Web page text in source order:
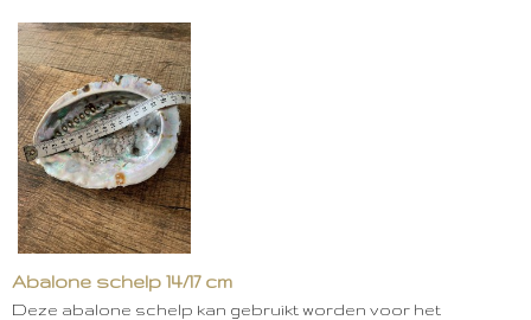
Abalone schelp 14/17 cm
Deze abalone schelp kan gebruikt worden voor het